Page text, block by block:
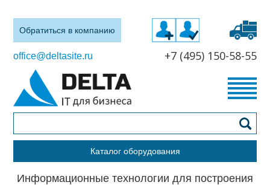
Обратиться в компанию
office@deltasite.ru +7 (495) 150-58-55
Каталог оборудования
Информационные технологии для построения